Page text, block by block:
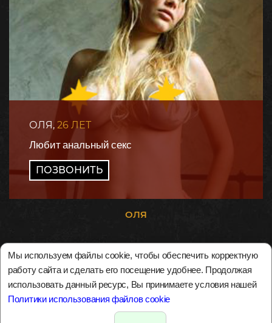
ОЛЯ, 26 ЛЕТ
Любит анальный секс
ПОЗВОНИТЬ
ОЛЯ
Мы используем файлы cookie, чтобы обеспечить корректную
работу сайта и сделать его посещение удобнее. Продолжая
использовать данный ресурс, Вы принимаете условия нашей
Политики использования файлов cookie
Карта
Главная Об услуге Тарифы Вакансии